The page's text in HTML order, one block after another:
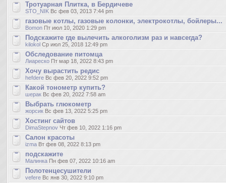
Тротуарная Плитка, в Бердичеве
STO_NIK Вс фев 03, 2013 7:44 pm
газовые котлы, газовые колонки, электрокотлы, бойлеры...
Bomon Пт июл 10, 2020 1:29 pm
Подскажите где вылечить алкоголизм раз и навсегда?
kilokol Ср июл 25, 2018 12:49 pm
Обследование питомца
Лиареско Пт мар 18, 2022 8:43 pm
Хочу вырастить редис
hefdere Вс фев 20, 2022 9:52 pm
Какой тонометр купить?
шерак Вс фев 20, 2022 7:58 am
Выбрать глюкометр
жорсик Вс фев 13, 2022 5:25 pm
Хостинг сайтов
DimaStepnov Чт фев 10, 2022 1:16 pm
Салон красоты
izma Вт фев 08, 2022 8:13 pm
подскажите
Малинка Пн фев 07, 2022 10:16 am
Полотенцесушители
vefere Вс янв 30, 2022 9:10 pm